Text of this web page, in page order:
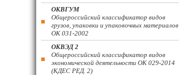
ОКВГУМ
Общероссийский классификатор видов
грузов, упаковки и упаковочных материалов
ОК 031-2002
ОКВЭД 2
Общероссийский классификатор видов
экономической деятельности ОК 029-2014
(КДЕС РЕД. 2)